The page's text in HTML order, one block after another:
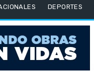
DEPORTES